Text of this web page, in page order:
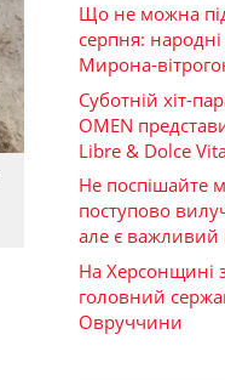
Що не можна
серпня:
Мирона-
Суботній хіт-
OMEN
Libre & Dolce
Не поспішайте
поступово
але є
На Херсонщині
головний
Овруччини